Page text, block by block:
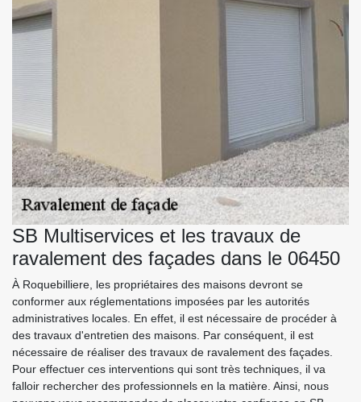
SB Multiservices et les travaux de
ravalement des façades dans le 06450
À Roquebilliere, les propriétaires des maisons devront se
conformer aux réglementations imposées par les autorités
administratives locales. En effet, il est nécessaire de procéder à
des travaux d'entretien des maisons. Par conséquent, il est
nécessaire de réaliser des travaux de ravalement des façades.
Pour effectuer ces interventions qui sont très techniques, il va
falloir rechercher des professionnels en la matière. Ainsi, nous